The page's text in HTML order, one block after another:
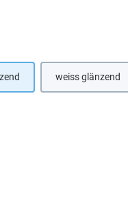
weiss glänzend